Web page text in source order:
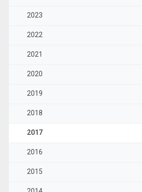
2023
2022
2021
2020
2019
2018
2017
2016
2015